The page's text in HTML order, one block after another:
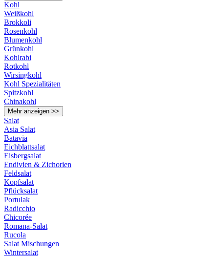
Kohl
Weißkohl
Brokkoli
Rosenkohl
Blumenkohl
Grünkohl
Kohlrabi
Rotkohl
Wirsingkohl
Kohl Spezialitäten
Spitzkohl
Chinakohl
Mehr anzeigen >>
Salat
Asia Salat
Batavia
Eichblattsalat
Eisbergsalat
Endivien & Zichorien
Feldsalat
Kopfsalat
Pflücksalat
Portulak
Radicchio
Chicorée
Romana-Salat
Rucola
Salat Mischungen
Wintersalat